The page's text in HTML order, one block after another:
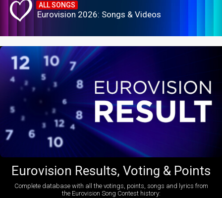
ALL SONGS
Eurovision 2026: Songs & Videos
Eurovision Results, Voting & Points
Complete database with all the votings, points, songs and lyrics from
the Eurovision Song Contest history: